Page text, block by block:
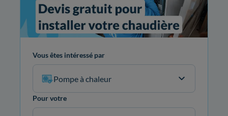
Vous êtes intéressé par
Pompe à chaleur
Pour votre